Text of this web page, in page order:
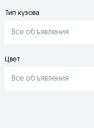
Тип кузова
Все объявления
Цвет
Все объявления